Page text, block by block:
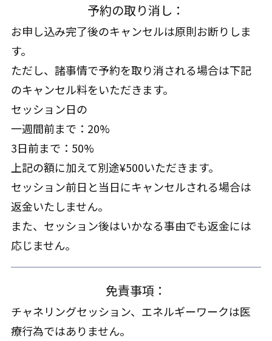
予約の取り消し：
お申し込み完了後のキャンセルは原則お断りしま
す。
ただし、諸事情で予約を取り消される場合は下記
のキャンセル料をいただきます。
セッション日の
一週間前まで：20%
3日前まで：50%
上記の額に加えて別途¥500いただきます。
セッション前日と当日にキャンセルされる場合は
返金いたしません。
また、セッション後はいかなる事由でも返金には
応じません。
免責事項：
チャネリングセッション、エネルギーワークは医
療行為ではありません。